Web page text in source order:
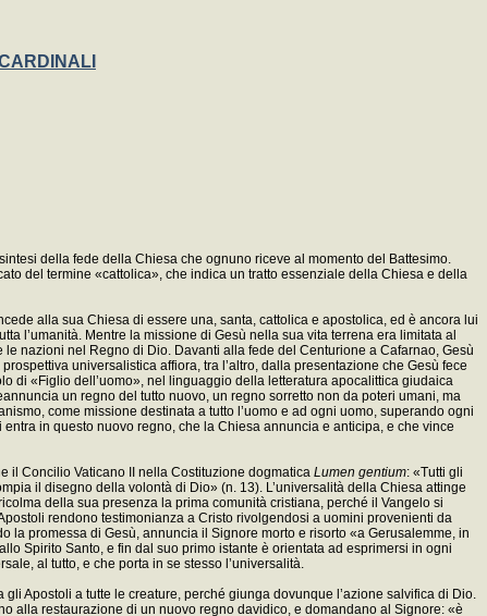
della fede della Chiesa che ognuno riceve al momento del Battesimo.
del termine «cattolica», che indica un tratto essenziale della Chiesa e della
alla sua Chiesa di essere una, santa, cattolica e apostolica, ed è ancora lui
l’umanità. Mentre la missione di Gesù nella sua vita terrena era limitata al
nazioni nel Regno di Dio. Davanti alla fede del Centurione a Cafarnao, Gesù
prospettiva universalistica affiora, tra l’altro, dalla presentazione che Gesù fece
di «Figlio dell’uomo», nel linguaggio della letteratura apocalittica giudaica
un regno del tutto nuovo, un regno sorretto non da poteri umani, ma
come missione destinata a tutto l’uomo e ad ogni uomo, superando ogni
in questo nuovo regno, che la Chiesa annuncia e anticipa, e che vince
il Concilio Vaticano II nella Costituzione dogmatica Lumen gentium: «Tutti gli
il disegno della volontà di Dio» (n. 13). L’universalità della Chiesa attinge
della sua presenza la prima comunità cristiana, perché il Vangelo si
rendono testimonianza a Cristo rivolgendosi a uomini provenienti da
la promessa di Gesù, annuncia il Signore morto e risorto «a Gerusalemme, in
Spirito Santo, e fin dal suo primo istante è orientata ad esprimersi in ogni
al tutto, e che porta in se stesso l’universalità.
gli Apostoli a tutte le creature, perché giunga dovunque l’azione salvifica di Dio.
alla restaurazione di un nuovo regno davidico, e domandano al Signore: «è